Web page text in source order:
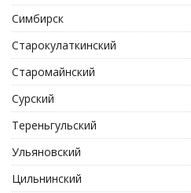
Симбирск
Старокулаткинский
Старомайнский
Сурский
Тереньгульский
Ульяновский
Цильнинский